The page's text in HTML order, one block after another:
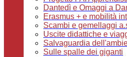
Dantedì e Omaggi a
Erasmus + e mobilità
Scambi e gemellaggi
Uscite didattiche e
Salvaguardia
Sulle spalle dei giganti